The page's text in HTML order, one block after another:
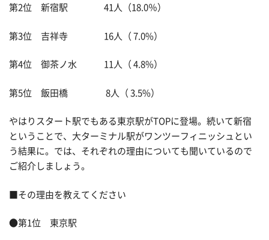
第2位 新宿駅 41人（18.0％）
第3位 吉祥寺 16人（ 7.0%）
第4位 御茶ノ水 11人（ 4.8%）
第5位 飯田橋 8人（ 3.5%）
やはりスタート駅でもある東京駅がTOPに登場。続いて新宿
ということで、大ターミナル駅がワンツーフィニッシュとい
う結果に。では、それぞれの理由についても聞いているので
ご紹介しましょう。
■その理由を教えてください
●第1位 東京駅